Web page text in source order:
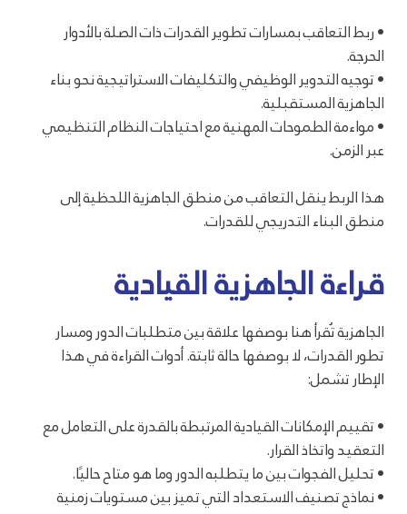
• ربط التعاقب بمسارات تطوير القدرات ذات الصلة بالأدوار
الحرجة.
• توجيه التدوير الوظيفي والتكليفات الاستراتيجية نحو بناء
الجاهزية المستقبلية.
• مواءمة الطموحات المهنية مع احتياجات النظام التنظيمي
عبر الزمن.
هذا الربط ينقل التعاقب من منطق الجاهزية اللحظية إلى
منطق البناء التدريجي للقدرات.
قراءة الجاهزية القيادية
الجاهزية تُقرأ هنا بوصفها علاقة بين متطلبات الدور ومسار
تطور القدرات، لا بوصفها حالة ثابتة. أدوات القراءة في هذا
الإطار تشمل:
• تقييم الإمكانات القيادية المرتبطة بالقدرة على التعامل مع
التعقيد واتخاذ القرار.
• تحليل الفجوات بين ما يتطلبه الدور وما هو متاح حاليًا.
• نماذج تصنيف الاستعداد التي تميز بين مستويات زمنية